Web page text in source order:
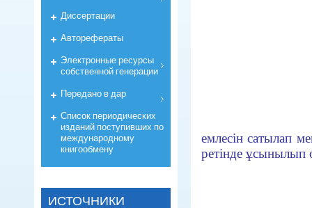
емлесін сатылап
ретінде ұсынылып
Диссертации
Авторефераты
Электронные ресурсы
собственной генерации
Передано в дар
Список периодических
изданий поступивших по
международному
книгообмену
ИСТОЧНИКИ